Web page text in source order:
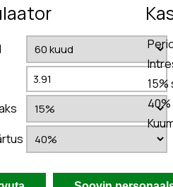
15%
40